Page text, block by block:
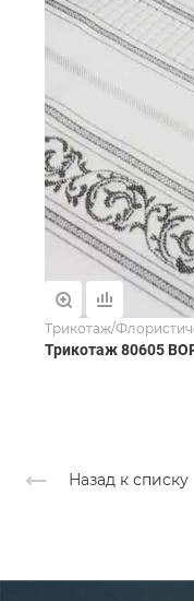
Трикотаж/
Трикотаж 80605
Назад к списку